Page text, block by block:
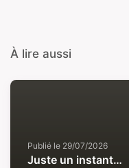
À lire aussi
Publié le 29/07/2026
Juste un instant…